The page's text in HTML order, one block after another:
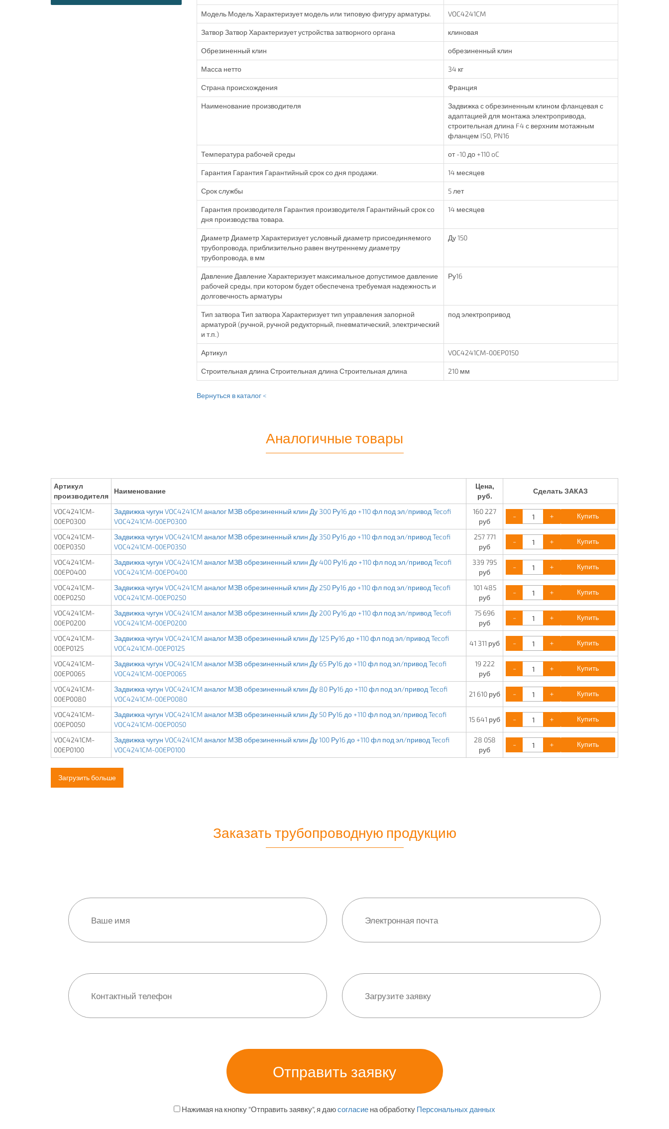
Модель Модель Характеризует модель или типовую фигуру арматуры. VOC4241CM
Затвор Затвор Характеризует устройства затворного органа клиновая
Обрезиненный клин обрезиненный клин
Масса нетто 34 кг
Страна происхождения Франция
Наименование производителя
Задвижка с обрезиненным клином фланцевая с
адаптацией для монтажа электропривода,
строительная длина F4 с верхним мотажным
фланцем ISO, PN16
Температура рабочей среды от -10 до +110 oC
Гарантия Гарантия Гарантийный срок со дня продажи. 14 месяцев
Срок службы 5 лет
Гарантия производителя Гарантия производителя Гарантийный срок со
дня производства товара.
14 месяцев
Диаметр Диаметр Характеризует условный диаметр присоединяемого
трубопровода, приблизительно равен внутреннему диаметру
трубопровода, в мм
Ду 150
Давление Давление Характеризует максимальное допустимое давление
рабочей среды, при котором будет обеспечена требуемая надежность и
долговечность арматуры
Ру16
Тип затвора Тип затвора Характеризует тип управления запорной
арматурой (ручной, ручной редукторный, пневматический, электрический
и т.п.)
под электропривод
Артикул VOC4241CM-00EP0150
Строительная длина Строительная длина Строительная длина 210 мм
Вернуться в каталог <
Аналогичные товары
Артикул
производителя
Наименование
Цена,
руб.
Сделать ЗАКАЗ
VOC4241CM-
00EP0300
Задвижка чугун VOC4241CM аналог МЗВ обрезиненный клин Ду 300 Ру16 до +110 фл под эл/привод Tecofi
VOC4241CM-00EP0300
160 227
руб
- + Купить
VOC4241CM-
00EP0350
Задвижка чугун VOC4241CM аналог МЗВ обрезиненный клин Ду 350 Ру16 до +110 фл под эл/привод Tecofi
VOC4241CM-00EP0350
257 771
руб
- + Купить
VOC4241CM-
00EP0400
Задвижка чугун VOC4241CM аналог МЗВ обрезиненный клин Ду 400 Ру16 до +110 фл под эл/привод Tecofi
VOC4241CM-00EP0400
339 795
руб
- + Купить
VOC4241CM-
00EP0250
Задвижка чугун VOC4241CM аналог МЗВ обрезиненный клин Ду 250 Ру16 до +110 фл под эл/привод Tecofi
VOC4241CM-00EP0250
101 485
руб
- + Купить
VOC4241CM-
00EP0200
Задвижка чугун VOC4241CM аналог МЗВ обрезиненный клин Ду 200 Ру16 до +110 фл под эл/привод Tecofi
VOC4241CM-00EP0200
75 696
руб
- + Купить
VOC4241CM-
00EP0125
Задвижка чугун VOC4241CM аналог МЗВ обрезиненный клин Ду 125 Ру16 до +110 фл под эл/привод Tecofi
VOC4241CM-00EP0125
41 311 руб - + Купить
VOC4241CM-
00EP0065
Задвижка чугун VOC4241CM аналог МЗВ обрезиненный клин Ду 65 Ру16 до +110 фл под эл/привод Tecofi
VOC4241CM-00EP0065
19 222
руб
- + Купить
VOC4241CM-
00EP0080
Задвижка чугун VOC4241CM аналог МЗВ обрезиненный клин Ду 80 Ру16 до +110 фл под эл/привод Tecofi
VOC4241CM-00EP0080
21 610 руб - + Купить
VOC4241CM-
00EP0050
Задвижка чугун VOC4241CM аналог МЗВ обрезиненный клин Ду 50 Ру16 до +110 фл под эл/привод Tecofi
VOC4241CM-00EP0050
15 641 руб - + Купить
VOC4241CM-
00EP0100
Задвижка чугун VOC4241CM аналог МЗВ обрезиненный клин Ду 100 Ру16 до +110 фл под эл/привод Tecofi
VOC4241CM-00EP0100
28 058
руб
- + Купить
Загрузить больше
Заказать трубопроводную продукцию
Нажимая на кнопку "Отправить заявку", я даюсогласие на обработку Персональных данных